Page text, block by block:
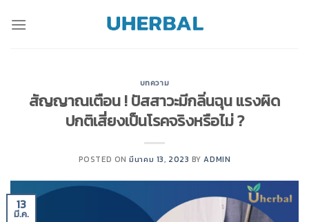
บทความ
สัญญาณเตือน ! ปัสสาวะมีกลิ่นฉุน แรงผิด
ปกติเสี่ยงเป็นโรคจริงหรือไม่ ?
POSTED ONมีนาคม 13, 2023 BYADMIN
13
มี.ค.